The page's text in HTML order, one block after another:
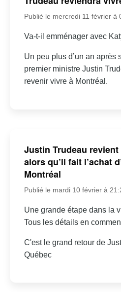
Publié le mercredi 11 février à
Va-t-il emménager avec
Un peu plus d’un an après
premier ministre Justin
revenir vivre à Montréal.
Justin Trudeau
alors qu’il fait l’achat
Montréal
Publié le mardi 10 février à
Une grande étape dans la
Tous les détails en
C'est le grand retour de
Québec